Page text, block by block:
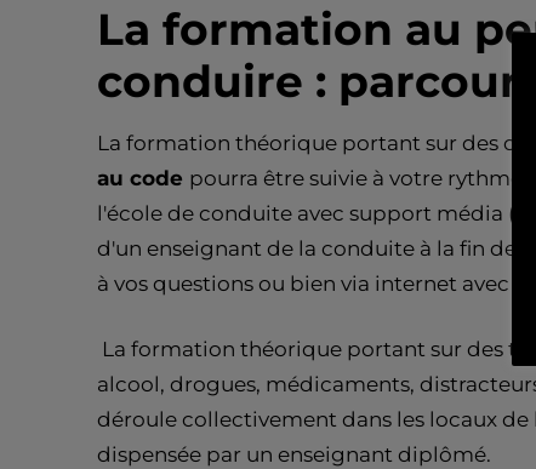
La formation au
conduire :
La formation théorique portant sur des
au code pourra être suivie à votre rythme,
l'école de conduite avec support média
d'un enseignant de la conduite à la fin de
à vos questions ou bien via internet avec
La formation théorique portant sur des
alcool, drogues, médicaments,
déroule collectivement dans les locaux de
dispensée par un enseignant diplômé.